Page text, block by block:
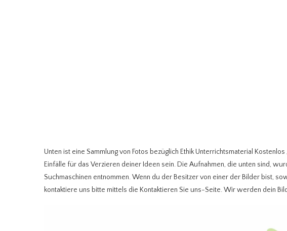
Unten ist eine Sammlung von Fotos bezüglich Ethik Unterrichtsmaterial Kostenlos
Einfälle für das Verzieren deiner Ideen sein. Die Aufnahmen, die unten sind,
Suchmaschinen entnommen. Wenn du der Besitzer von einer der Bilder bist,
kontaktiere uns bitte mittels die Kontaktieren Sie uns-Seite. Wir werden dein